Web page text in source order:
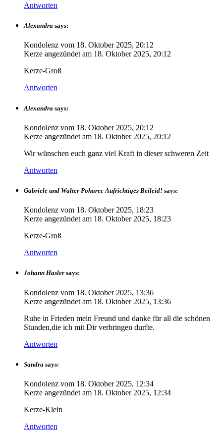
Antworten
Alexandra says:
Kondolenz vom 18. Oktober 2025, 20:12
Kerze angezündet am 18. Oktober 2025, 20:12
Kerze-Groß
Antworten
Alexandra says:
Kondolenz vom 18. Oktober 2025, 20:12
Kerze angezündet am 18. Oktober 2025, 20:12
Wir wünschen euch ganz viel Kraft in dieser schweren Zeit
Antworten
Gabriele und Walter Poharec Aufrichtiges Beileid! says:
Kondolenz vom 18. Oktober 2025, 18:23
Kerze angezündet am 18. Oktober 2025, 18:23
Kerze-Groß
Antworten
Johann Hasler says:
Kondolenz vom 18. Oktober 2025, 13:36
Kerze angezündet am 18. Oktober 2025, 13:36
Ruhe in Frieden mein Freund und danke für all die schönen
Stunden,die ich mit Dir verbringen durfte.
Antworten
Sandra says:
Kondolenz vom 18. Oktober 2025, 12:34
Kerze angezündet am 18. Oktober 2025, 12:34
Kerze-Klein
Antworten